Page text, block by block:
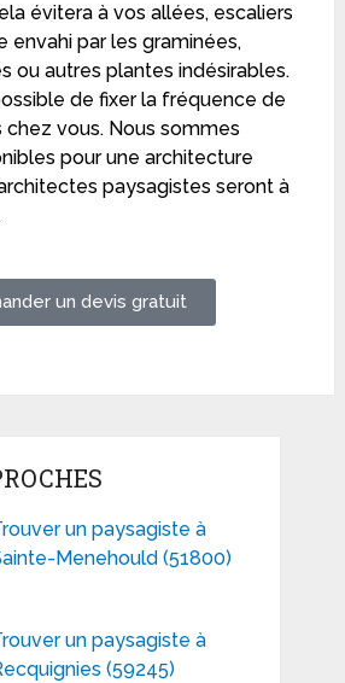
évitera à vos allées, escaliers
envahi par les graminées,
ou autres plantes indésirables.
de fixer la fréquence de
vous. Nous sommes
pour une architecture
paysagistes seront à
un devis gratuit
un paysagiste à
Menehould (51800)
un paysagiste à
(59245)